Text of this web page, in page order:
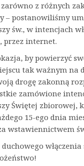
z różnych
– postanowiliśmy
św., w intencjach
przez internet.
by powierzyć
tak ważnym na
drogę zakonną
zamówione
Świętej zbiorowej,
15-ego dnia
wstawiennictwem
włączenia